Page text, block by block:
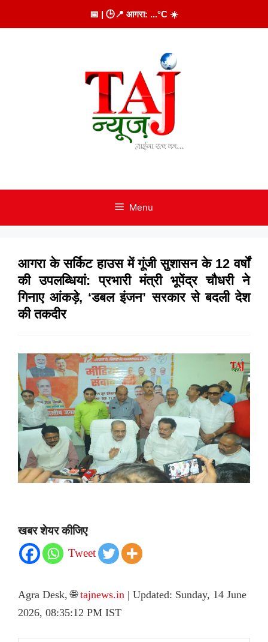
to
📅 | 🕒📍 आगरा: ...°C ☀️
Menu
आगरा के सर्किट हाउस में गूंजी सुशासन के 12 वर्षों
की उपलब्धियां: प्रभारी मंत्री भूपेंद्र चौधरी ने
गिनाए आंकड़े, ‘डबल इंजन’ सरकार से बदली देश
की तकदीर
खबर शेयर कीजिए
Tweet
Agra Desk, 🌐tajnews.in | Updated: Sunday, 14 June
2026, 08:35:12 PM IST